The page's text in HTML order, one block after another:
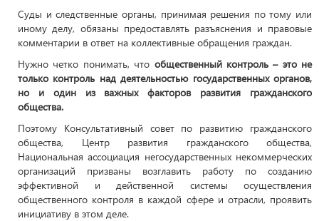
Суды и следственные органы, принимая решения по тому или
иному делу, обязаны предоставлять разъяснения и правовые
комментарии в ответ на коллективные обращения граждан.
Нужно четко понимать, что общественный контроль – это не
только контроль над деятельностью государственных органов,
но и один из важных факторов развития гражданского
общества.
Поэтому Консультативный совет по развитию гражданского
общества, Центр развития гражданского общества,
Национальная ассоциация негосударственных некоммерческих
организаций призваны возглавить работу по созданию
эффективной и действенной системы осуществления
общественного контроля в каждой сфере и отрасли, проявить
инициативу в этом деле.